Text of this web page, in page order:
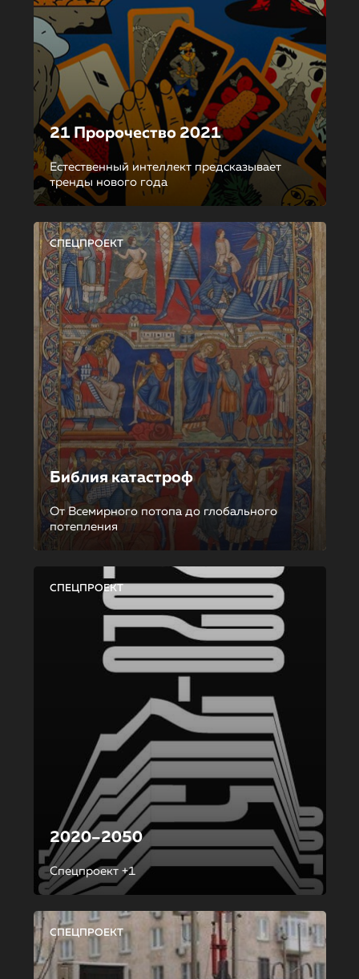
21 Пророчество 2021
Естественный интеллект предсказывает
тренды нового года
СПЕЦПРОЕКТ
Библия катастроф
От Всемирного потопа до глобального
потепления
СПЕЦПРОЕКТ
2020–2050
Спецпроект +1
СПЕЦПРОЕКТ